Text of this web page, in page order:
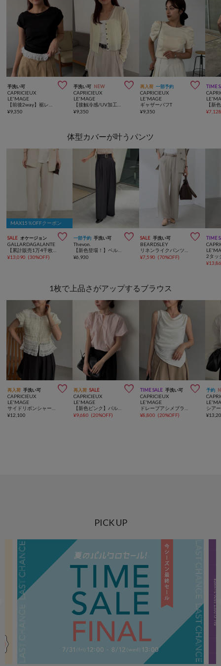
手洗い可 
CAPRICIEUX
LE'MAGE
¥9,350
手洗い可 NEW 
CAPRICIEUX
LE'MAGE
¥9,350
再入荷 一部予約 
CAPRICIEUX
LE'MAGE
ギャザーパフT
¥9,350
TIME
¥
体型カバーが叶うパンツ
MAX15％OFFクーポン
SALE オケージョン 
GALLARDAGALANTE
【累計販売1万4千枚超！】【美脚パンツ】ワイドドロストパンツ
¥13,090 (30%OFF)
一部予約 手洗い可 
Thevon.
【新色登場！】ベルト付きタックワイドスラックス
¥6,930
SALE 手洗い可 
BEARDSLEY
リネンライクパンツ《セットアップ・LIVETART》
¥7,590 (70%OFF)
TIME
¥
1枚で上品さがアップするブラウス
再入荷 手洗い可 
CAPRICIEUX
LE'MAGE
¥12,100
再入荷 SALE 
CAPRICIEUX
LE'MAGE
¥9,680 (20%OFF)
TIME SALE 手洗い可 
CAPRICIEUX
LE'MAGE
¥8,800 (20%OFF)
予約
¥
PICK UP